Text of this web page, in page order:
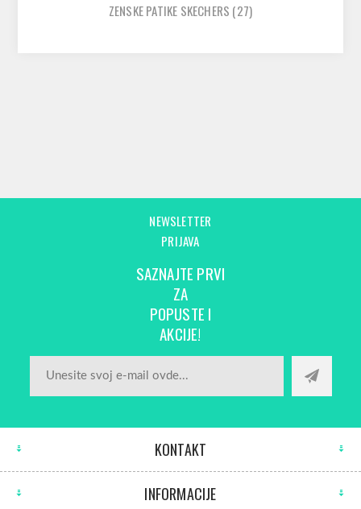
ZENSKE PATIKE SKECHERS (27)
NEWSLETTER
PRIJAVA
SAZNAJTE PRVI
ZA
POPUSTE I
AKCIJE!
KONTAKT
INFORMACIJE